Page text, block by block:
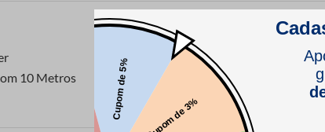
10 Metros